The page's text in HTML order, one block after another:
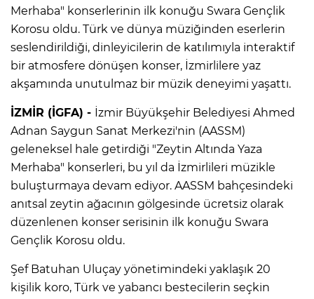
Merhaba" konserlerinin ilk konuğu Swara Gençlik
Korosu oldu. Türk ve dünya müziğinden eserlerin
seslendirildiği, dinleyicilerin de katılımıyla interaktif
bir atmosfere dönüşen konser, İzmirlilere yaz
akşamında unutulmaz bir müzik deneyimi yaşattı.
İZMİR (İGFA) - İzmir Büyükşehir Belediyesi Ahmed
Adnan Saygun Sanat Merkezi'nin (AASSM)
geleneksel hale getirdiği "Zeytin Altında Yaza
Merhaba" konserleri, bu yıl da İzmirlileri müzikle
buluşturmaya devam ediyor. AASSM bahçesindeki
anıtsal zeytin ağacının gölgesinde ücretsiz olarak
düzenlenen konser serisinin ilk konuğu Swara
Gençlik Korosu oldu.
Şef Batuhan Uluçay yönetimindeki yaklaşık 20
kişilik koro, Türk ve yabancı bestecilerin seçkin